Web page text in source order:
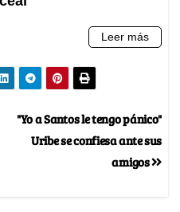
"Yo a Santos le tengo pánico"
Uribe se confiesa ante sus
amigos